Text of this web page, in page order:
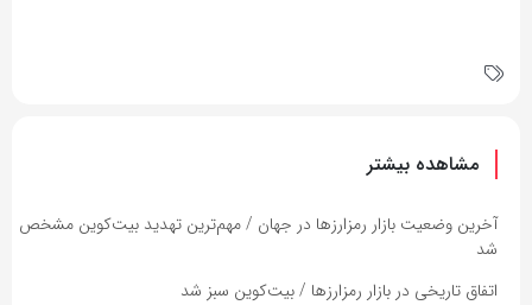
مشاهده بیشتر
آخرین وضعیت بازار رمزارزها در جهان / مهم‌ترین تهدید بیت‌کوین مشخص
شد
اتفاق تاریخی در بازار رمزارزها / بیت‌کوین سبز شد